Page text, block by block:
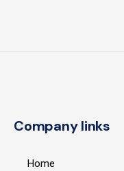
Company links
Home